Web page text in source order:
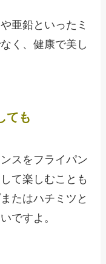
亜鉛といったミ
く、健康で美し
ても
スをフライパン
て楽しむことも
たはハチミツと
ですよ。